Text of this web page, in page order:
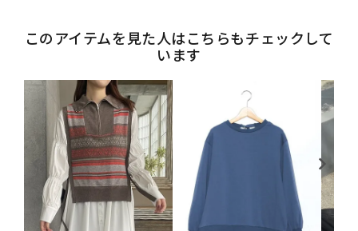
このアイテムを見た人はこちらもチェックして
います